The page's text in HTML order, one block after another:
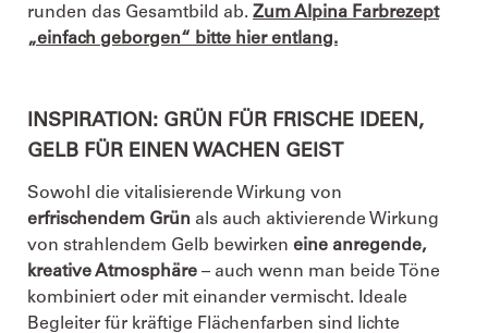
runden das Gesamtbild ab. Zum Alpina Farbrezept
„einfach geborgen“ bitte hier entlang.
INSPIRATION: GRÜN FÜR FRISCHE IDEEN,
GELB FÜR EINEN WACHEN GEIST
Sowohl die vitalisierende Wirkung von
erfrischendem Grün als auch aktivierende Wirkung
von strahlendem Gelb bewirken eine anregende,
kreative Atmosphäre – auch wenn man beide Töne
kombiniert oder mit einander vermischt. Ideale
Begleiter für kräftige Flächenfarben sind lichte